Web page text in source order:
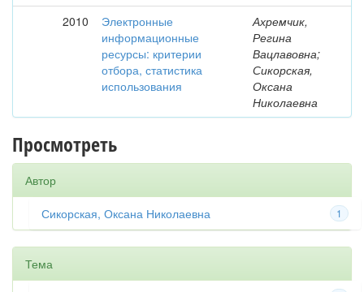
2010
Электронные
информационные
ресурсы: критерии
отбора, статистика
использования
Ахремчик,
Регина
Вацлавовна;
Сикорская,
Оксана
Николаевна
Просмотреть
Автор
1
Сикорская, Оксана Николаевна
Тема